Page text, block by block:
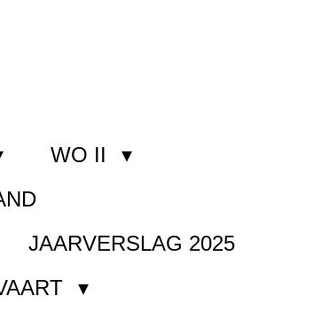
WO II
JAARVERSLAG 2025